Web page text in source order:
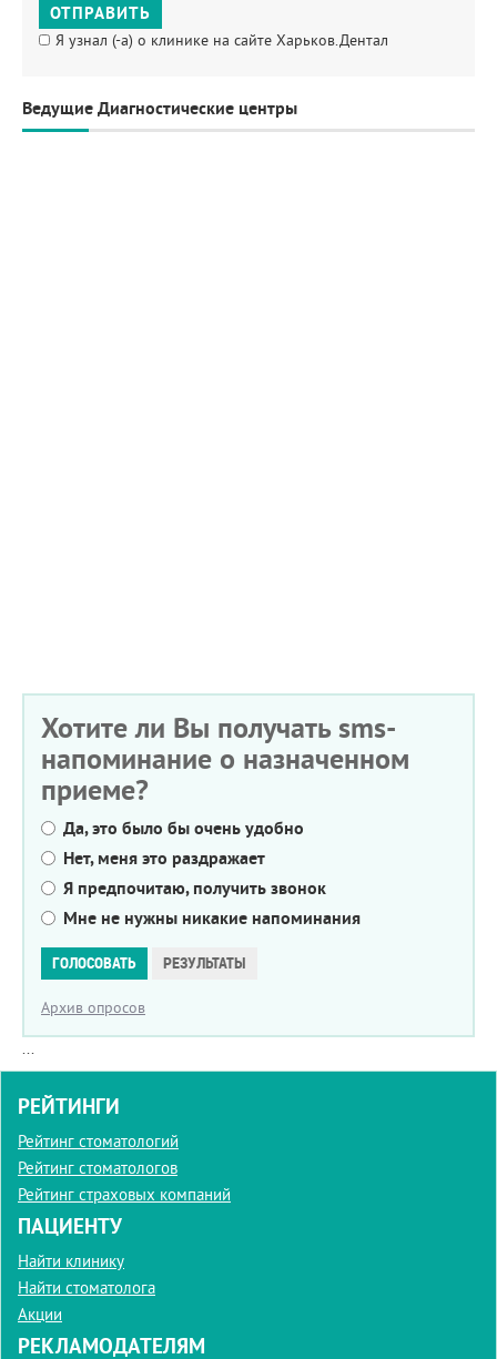
ОТПРАВИТЬ
Я узнал (-а) о клинике на сайте Харьков.Дентал
Ведущие Диагностические центры
Хотите ли Вы получать sms-
напоминание о назначенном
приеме?
Да, это было бы очень удобно
Нет, меня это раздражает
Я предпочитаю, получить звонок
Мне не нужны никакие напоминания
ГОЛОСОВАТЬ РЕЗУЛЬТАТЫ
Архив опросов
...
РЕЙТИНГИ
Рейтинг стоматологий
Рейтинг стоматологов
Рейтинг страховых компаний
ПАЦИЕНТУ
Найти клинику
Найти стоматолога
Акции
РЕКЛАМОДАТЕЛЯМ